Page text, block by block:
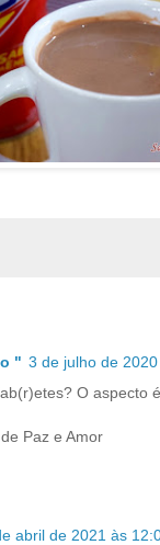
" 3 de julho de
O aspecto
Paz e Amor
abril de 2021 às